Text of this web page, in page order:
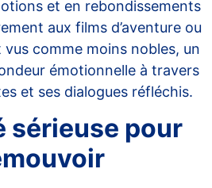
et en rebondissements
aux films d’aventure ou
comme moins nobles, un
émotionnelle à travers
et ses dialogues réfléchis.
sérieuse pour